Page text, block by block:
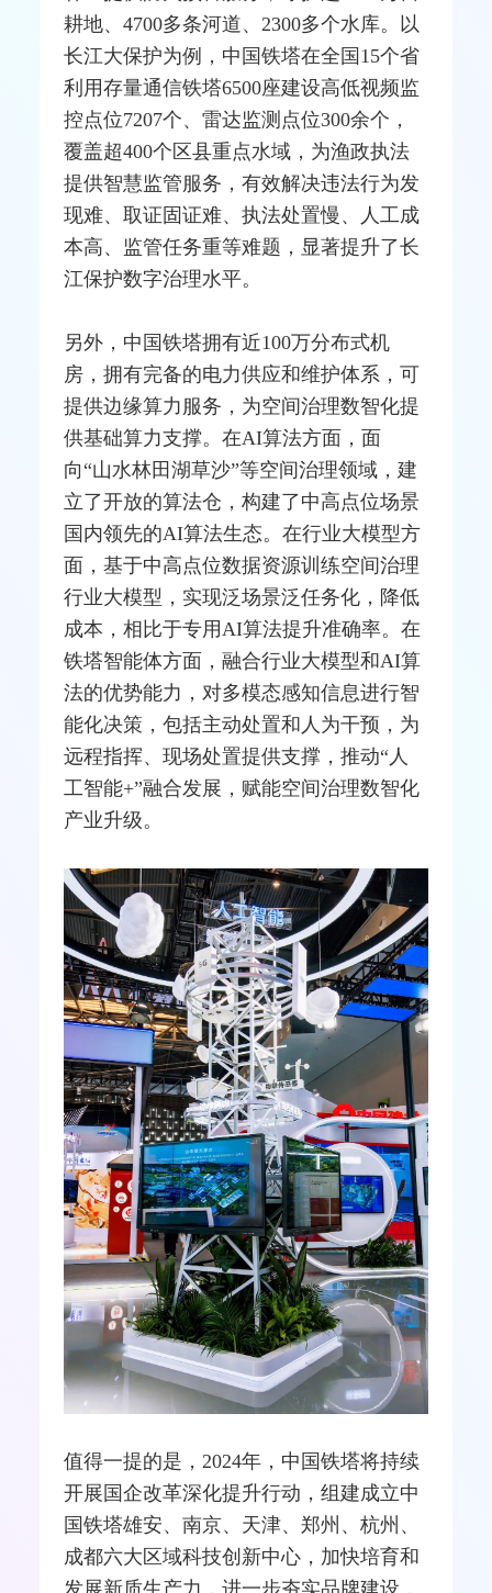
耕地、4700多条河道、2300多个水库。以
长江大保护为例，中国铁塔在全国15个省
利用存量通信铁塔6500座建设高低视频监
控点位7207个、雷达监测 点位300余个，
覆盖超400个区县重点水域，为渔政执法
提供智慧监管服务，有效解决违法行为发
现难、取证固证难、执法处置慢、人工成
本高、监管任务重等难题，显著提升了长
江保护数字治理水平。
另外，中国铁塔拥有近100万分布式机
房，拥有完备的电力供应和维护体系，可
提供边缘算力服务，为空间治理数智化提
供基础算力支撑。在AI算法方面，面
向“山水林田湖草沙”等空间治理领域，建
立了开放的算法仓，构建了中高点位场景
国内领先的AI算法生态。在行业大模型方
面，基于中高点位数据资源训练空间治理
行业大模型，实现泛场景泛任务化，降低
成本，相比于专用AI算法提升准确率。在
铁塔智能体方面，融合行业大模型和AI算
法的优势能力，对多模态感知信息进行智
能化决策，包括主动处置和人为干预，为
远程指挥、现场处置提供支撑，推动“人
工智能+”融合发展，赋能空间治理数智化
产业升级。
值得一提的是，2024年，中国铁塔将持续
开展国企改革深化提升行动，组建成立中
国铁塔雄安、南京、天津、郑州、杭州、
成都六大区域科技创新中心，加快培育和
发展新质生产力，进一步夯实品牌建设，